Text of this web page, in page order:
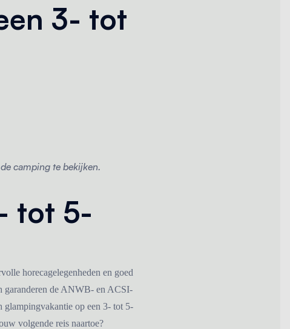
3- tot
camping te bekijken.
tot 5-
horecagelegenheden en goed
garanderen de ANWB- en ACSI-
op een 3- tot 5-
volgende reis naartoe?